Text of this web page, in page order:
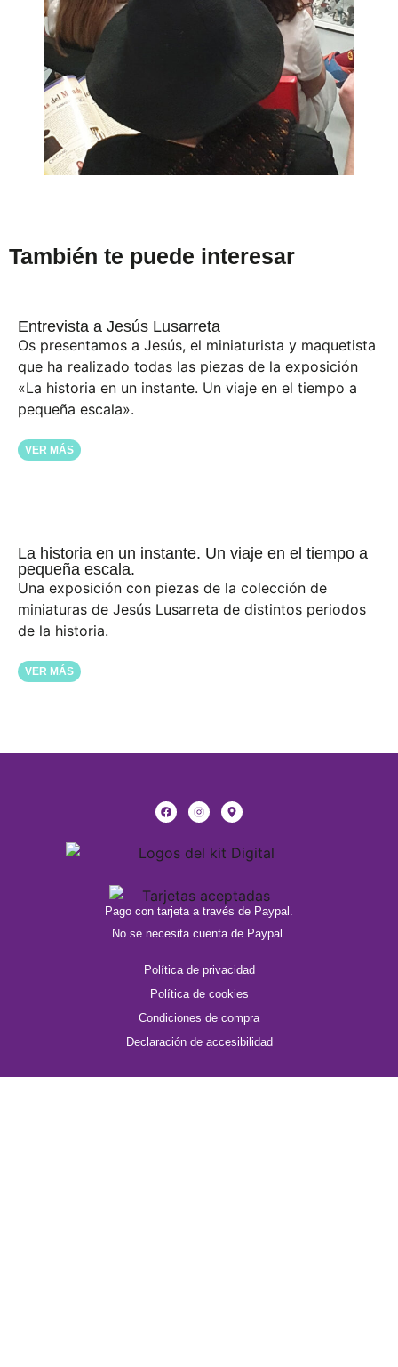
También te puede interesar
Entrevista a Jesús Lusarreta
Os presentamos a Jesús, el miniaturista y maquetista
que ha realizado todas las piezas de la exposición
«La historia en un instante. Un viaje en el tiempo a
pequeña escala».
VER MÁS
La historia en un instante. Un viaje en el tiempo a
pequeña escala.
Una exposición con piezas de la colección de
miniaturas de Jesús Lusarreta de distintos periodos
de la historia.
VER MÁS
Pago con tarjeta a través de Paypal.
No se necesita cuenta de Paypal.
Política de privacidad
Política de cookies
Condiciones de compra
Declaración de accesibilidad